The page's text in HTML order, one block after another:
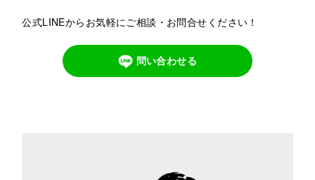
公式LINEからお気軽にご相談・お問合せください！
問い合わせる